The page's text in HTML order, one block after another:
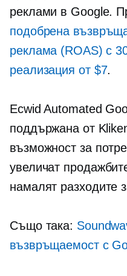
реклами в Google.
подобрена
реклама (ROAS) с
реализация от $7.
Ecwid Automated
поддържана от
възможност за
увеличат
намалят разходите
Също така:
възвръщаемост с